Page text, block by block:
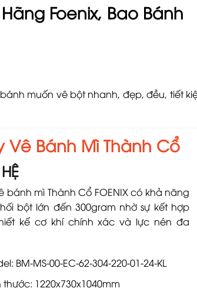
Foenix, Bao Bánh
muốn vê bột nhanh, đẹp, đều, tiết
Vê Bánh Mì Thành Cổ
bánh mì Thành Cổ FOENIX có khả năng
bột lớn đến 300gram nhờ sự kết hợp
kế cơ khí chính xác và lực nén đa
BM-MS-00-EC-62-304-220-01-24-KL
thước: 1220x730x1040mm